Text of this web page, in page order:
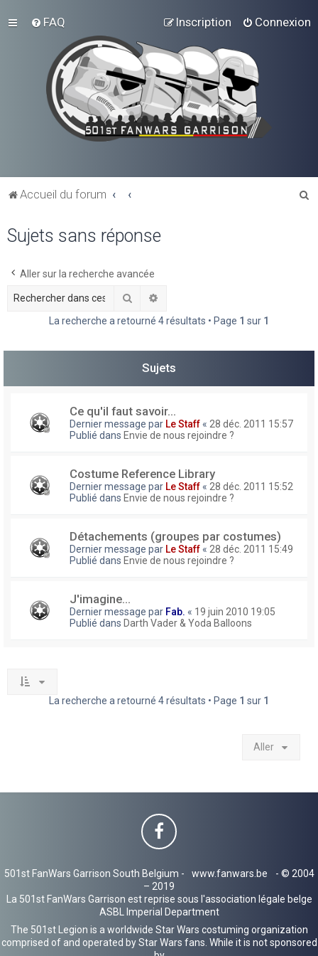
FAQ Connexion
Inscription
Accueil du forum
e
Sujets sans réponse
Aller sur la recherche avancée
Rechercher
La recherche a retourné 4 résultats • Page 1 sur 1
Sujets
Ce qu'il faut savoir...
Dernier message par Le Staff « 28 déc. 2011 15:57
Publié dans Envie de nous rejoindre ?
Costume Reference Library
Dernier message par Le Staff « 28 déc. 2011 15:52
Publié dans Envie de nous rejoindre ?
Détachements (groupes par costumes)
Dernier message par Le Staff « 28 déc. 2011 15:49
Publié dans Envie de nous rejoindre ?
J'imagine...
Dernier message par Fab. « 19 juin 2010 19:05
Publié dans Darth Vader & Yoda Balloons
La recherche a retourné 4 résultats • Page 1 sur 1
Aller
501st FanWars Garrison South Belgium - www.fanwars.be
- © 2004
– 2019
La 501st FanWars Garrison est reprise sous l'association légale belge
ASBL Imperial Department
The 501st Legion is a worldwide Star Wars costuming organization
comprised of and operated by Star Wars fans. While it is not sponsored